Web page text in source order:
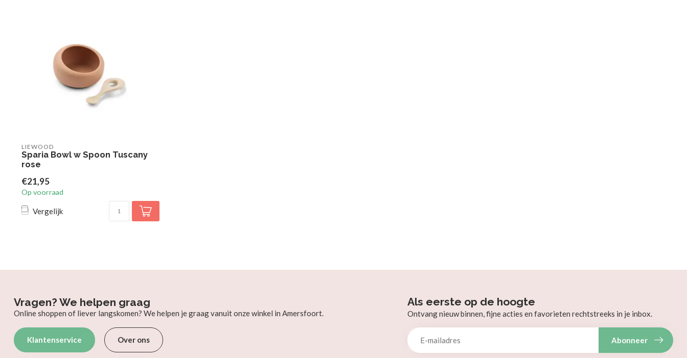
LIEWOOD
Sparia Bowl w Spoon Tuscany
rose
€21,95
Op voorraad
Vergelijk
Vragen? We helpen graag
Online shoppen of liever langskomen? We helpen je graag vanuit onze winkel in Amersfoort.
Klantenservice Over ons
Als eerste op de hoogte
Ontvang nieuw binnen, fijne acties en favorieten rechtstreeks in je inbox.
Abonneer